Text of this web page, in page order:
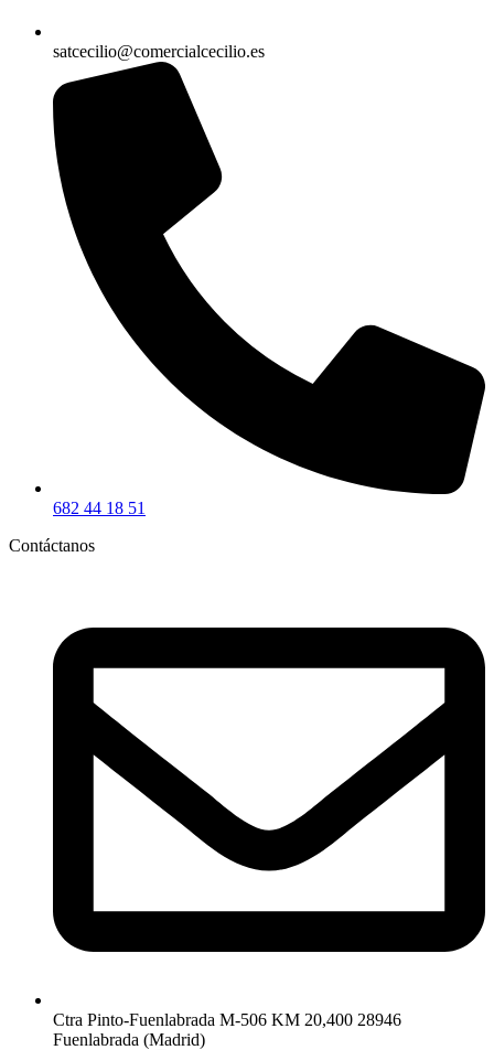
satcecilio@comercialcecilio.es
682 44 18 51
Contáctanos
Ctra Pinto-Fuenlabrada M-506 KM 20,400 28946
Fuenlabrada (Madrid)